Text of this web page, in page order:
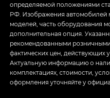
определяемой положениями
РФ. Изображения автомобилей
моделей, часть оборудования
дополнительная опция.
рекомендованными
фактических цен, действующих
Актуальную информацию о
комплектациях, стоимости,
оформления уточняйте у